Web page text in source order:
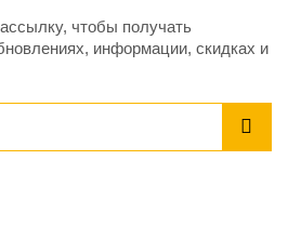
чтобы получать
информации, скидках и